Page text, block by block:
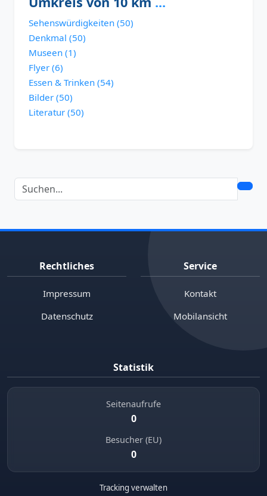
Sehenswürdigkeiten (50)
Denkmal (50)
Museen (1)
Flyer (6)
Essen & Trinken (54)
Bilder (50)
Literatur (50)
Rechtliches
Impressum
Datenschutz
Service
Kontakt
Mobilansicht
Statistik
Seitenaufrufe
0
Besucher (EU)
0
Tracking verwalten